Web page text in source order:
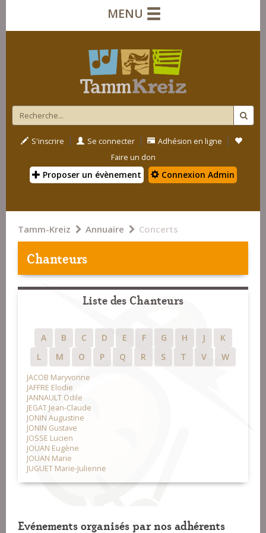
MENU
S'inscrire | Se connecter | Adhésion en ligne |
Faire un don
Proposer un évènement Connexion Admin
Tamm-Kreiz Annuaire Concerts
Chanteurs
Liste des Chanteurs
A B C D E F G H J
K
L
M O P Q R S T V W
JACOB Maryvonne
JAFFRE Elodie
JANNAULT Odile
JEGAT Jean-Claude
JONIN Augustine
JONIN Gustave
JOSSE Lucien
JOUAN Eugène
JOUAN Marie
JUGUET Marie-Julienne
Evénements organisés par nos adhérents